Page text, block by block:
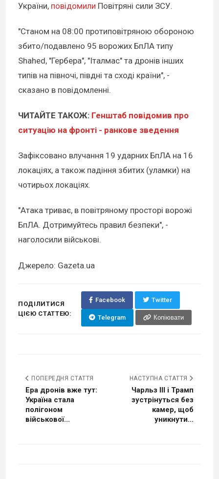
України, повідомили Повітряні сили ЗСУ.
"Станом на 08:00 протиповітряною обороною
збито/подавлено 95 ворожих БпЛА типу
Shahed, "Гербера", "Італмас" та дронів інших
типів на півночі, півдні та сході країни", -
сказано в повідомленні.
ЧИТАЙТЕ ТАКОЖ: Генштаб повідомив про
ситуацію на фронті - ранкове зведення
Зафіксовано влучання 19 ударних БпЛА на 16
локаціях, а також падіння збитих (уламки) на
чотирьох локаціях.
"Атака триває, в повітряному просторі ворожі
БпЛА. Дотримуйтесь правил безпеки", -
наголосили військові.
Джерело: Gazeta.ua
ПОДІЛИТИСЯ
ЦІЄЮ СТАТТЕЮ:
Facebook Twitter
Telegram Копіювати
ПОПЕРЕДНЯ СТАТТЯ
Ера дронів вже тут:
Україна стала
полігоном
військової...
НАСТУПНА СТАТТЯ
Чарльз III і Трамп
зустрінуться без
камер, щоб
уникнути...